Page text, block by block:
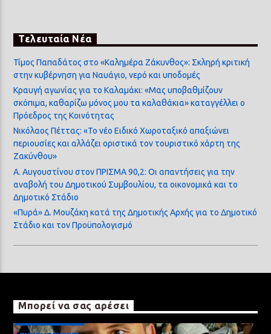
Τελευταία Νέα
Τίμος Παπαδάτος στο «Καλημέρα Ζάκυνθος»: Σκληρή κριτική
στην κυβέρνηση για Ναυάγιο, νερό και υποδομές
Κραυγή αγωνίας για το Καλαμάκι: «Μας υποβαθμίζουν
σκόπιμα, καθαρίζω μόνος μου τα καλαθάκια» καταγγέλλει ο
Πρόεδρος της Κοινότητας
Νικόλαος Πέττας: «Το νέο Ειδικό Χωροταξικό απαξιώνει
περιουσίες και αλλάζει οριστικά τον τουριστικό χάρτη της
Ζακύνθου»
Α. Αυγουστίνου στον ΠΡΙΣΜΑ 90,2: Οι απαντήσεις για την
αναβολή του Δημοτικού Συμβουλίου, τα οικονομικά και το
Δημοτικό Στάδιο
«Πυρά» Δ. Μουζάκη κατά της Δημοτικής Αρχής για το Δημοτικό
Στάδιο και τον Προϋπολογισμό
Μπορεί να σας αρέσει